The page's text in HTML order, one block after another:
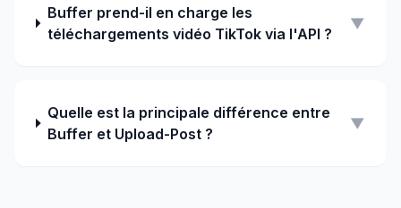
Buffer prend-il en charge les
téléchargements vidéo TikTok via l'API ?
▼
Quelle est la principale différence entre
Buffer et Upload-Post ?
▼